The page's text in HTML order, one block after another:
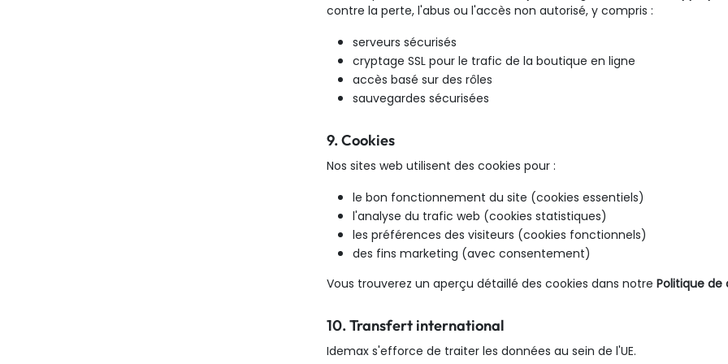
contre la perte, l'abus ou l'accès non autorisé, y compris :
serveurs sécurisés
cryptage SSL pour le trafic de la boutique en ligne
accès basé sur des rôles
sauvegardes sécurisées
9. Cookies
Nos sites web utilisent des cookies pour :
le bon fonctionnement du site (cookies essentiels)
l'analyse du trafic web (cookies statistiques)
les préférences des visiteurs (cookies fonctionnels)
des fins marketing (avec consentement)
Vous trouverez un aperçu détaillé des cookies dans notre Politique de
10. Transfert international
Idemax s'efforce de traiter les données au sein de l'UE.